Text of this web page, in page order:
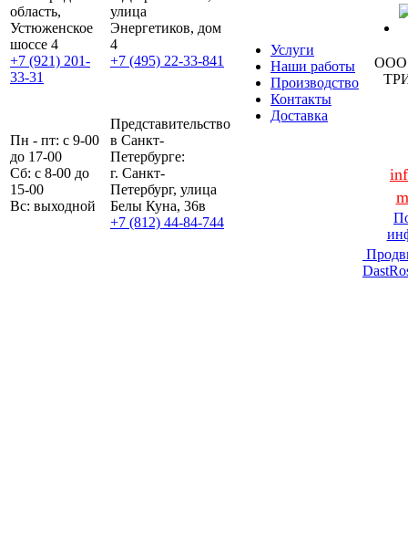
область,
Устюженское
шоссе 4
+7 (921) 201-
33-31
улица
Энергетиков, дом
4
+7 (495) 22-33-841
Услуги
Наши работы
Производство
Контакты
Доставка
ООО
Пн - пт: с 9-00
до 17-00
Сб: с 8-00 до
15-00
Вс: выходной
Представительство
в Санкт-
Петербурге:
г. Санкт-
Петербург, улица
Белы Куна, 36в
+7 (812) 44-84-744